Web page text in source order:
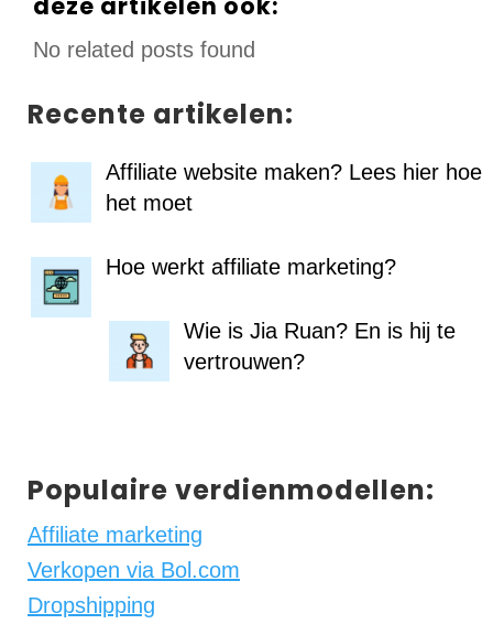
deze artikelen ook:
No related posts found
Recente artikelen:
Affiliate website maken? Lees hier hoe
het moet
Hoe werkt affiliate marketing?
Wie is Jia Ruan? En is hij te
vertrouwen?
Populaire verdienmodellen:
Affiliate marketing
Verkopen via Bol.com
Dropshipping